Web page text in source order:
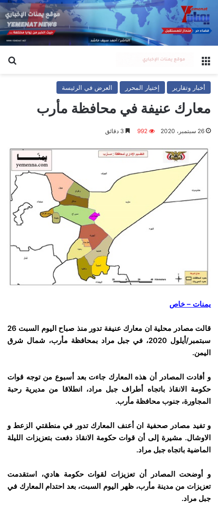
القائمة
أخبار وتقارير إختيار المحرر العرض في الرئيسة
معارك عنيفة في محافظة مأرب
26 سبتمبر، 2020 992
يمنات – خاص
قالت مصادر محلية ان معارك عنيفة تدور منذ صباح اليوم السبت 26
سبتمبر/أيلول 2020، في جبل مراد بمحافظة مأرب، شمال شرق
اليمن.
و أفادت المصادر أن هذه المعارك جاءت بعد أسبوع من توجه قوات
حكومة الانقاذ باتجاه أطراف جبل مراد، انطلاقا من مديرية رحبة
المجاورة، جنوب محافظة مأرب.
و تفيد مصادر صحفية ان أعنف المعارك تدور في منطقتي الزعط و
الاوشال. مشيرة إلى أن قوات حكومة الانقاذ دفعت بتعزيزات الليلة
الماضية باتجاه جبل مراد.
و أوضحت المصادر أن تعزيزات لقوات حكومة هادي، استقدمت
تعزيزات من مدينة مأرب، ظهر اليوم السبت، بعد احتدام المعارك في
جبل مراد.